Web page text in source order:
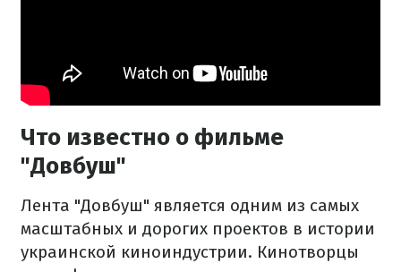
Что известно о фильме
"Довбуш"
Лента "Довбуш" является одним из самых
масштабных и дорогих проектов в истории
украинской киноиндустрии. Кинотворцы